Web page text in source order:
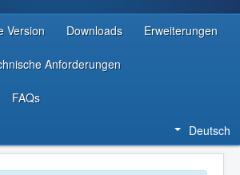
Version Downloads Erweiterungen
Anforderungen
FAQs
Deutsch